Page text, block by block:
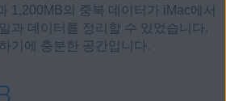
1,200MB의 중복 데이터가 iMac에서
과 데이터를 정리할 수 있었습니다.
기에 충분한 공간입니다.